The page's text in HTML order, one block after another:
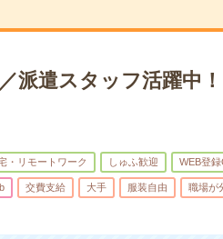
派遣スタッフ活躍中
・リモートワーク しゅふ歓迎 WEB登録
交費支給 大手 服装自由 職場が